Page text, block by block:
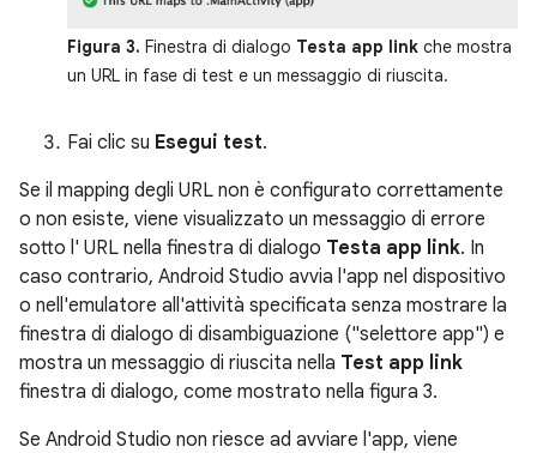
Figura 3. Finestra di dialogo Testa app link che mostra
un URL in fase di test e un messaggio di riuscita.
Fai clic su Esegui test.
Se il mapping degli URL non è configurato correttamente
o non esiste, viene visualizzato un messaggio di errore
sotto l' URL nella finestra di dialogo Testa app link. In
caso contrario, Android Studio avvia l'app nel dispositivo
o nell'emulatore all'attività specificata senza mostrare la
finestra di dialogo di disambiguazione ("selettore app") e
mostra un messaggio di riuscita nella Test app link
finestra di dialogo, come mostrato nella figura 3.
Se Android Studio non riesce ad avviare l'app, viene